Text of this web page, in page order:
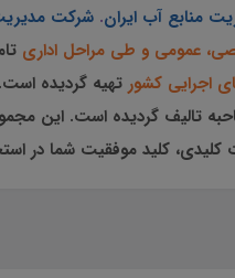
منابع آب ایران. شرکت
عمومی و طی مراحل اداری
اجرایی کشور تهیه گردیده است.
تالیف گردیده است. این
کلیدی، کلید موفقیت شما در